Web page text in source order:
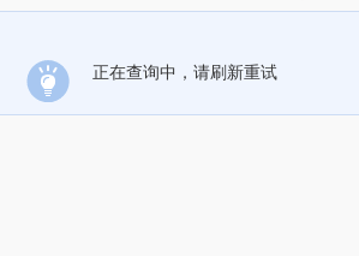
正在查询中，请刷新重试